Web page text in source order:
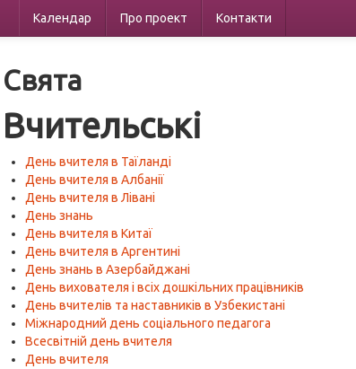
Календар Про проект Контакти
Свята
Вчительські
День вчителя в Таїланді
День вчителя в Албанії
День вчителя в Лівані
День знань
День вчителя в Китаї
День вчителя в Аргентині
День знань в Азербайджані
День вихователя і всіх дошкільних працівників
День вчителів та наставників в Узбекистані
Міжнародний день соціального педагога
Всесвітній день вчителя
День вчителя